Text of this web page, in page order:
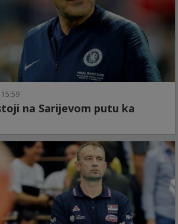
na Sarijevom putu ka